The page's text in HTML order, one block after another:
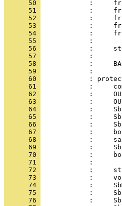
      50
      51
      52
      53
      54
      55
      56
      57
      58
      59
      60
      61
      62
      63
      64
      65
      66
      67
      68
      69
      70
      71
      72
      73
      74
      75
      76